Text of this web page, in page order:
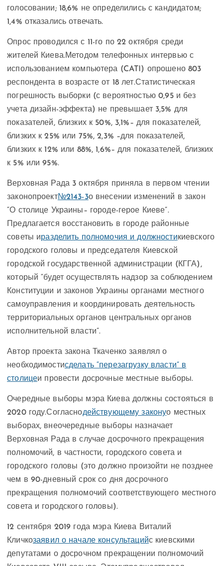
голосовании; 18,6% не определились с кандидатом;
1,4% отказались отвечать.
Опрос проводился с 11-го по 22 октября среди
жителей Киева.Методом телефонных интервью с
использованием компьютера (CATI) опрошено 803
респондента в возрасте от 18 лет.Статистическая
погрешность выборки (с вероятностью 0,95 и без
учета дизайн-эффекта) не превышает 3,5% для
показателей, близких к 50%, 3,1%– для показателей,
близких к 25% или 75%, 2,3% –для показателей,
близких к 12% или 88%, 1,6%– для показателей, близких
к 5% или 95%.
Верховная Рада 3 октября приняла в первом чтении
законопроект№2143-3о внесении изменений в закон
“О столице Украины– городе-герое Киеве”.
Предлагается восстановить в городе районные
советы иразделить полномочия и должностикиевского
городского головы и председателя Киевской
городской государственной администрации (КГГА),
который “будет осуществлять надзор за соблюдением
Конституции и законов Украины органами местного
самоуправления и координировать деятельность
территориальных органов центральных органов
исполнительной власти”.
Автор проекта закона Ткаченко заявлял о
необходимостисделать “перезагрузку власти” в
столицеи провести досрочные местные выборы.
Очередные выборы мэра Киева должны состояться в
2020 году.Согласнодействующему законуо местных
выборах, внеочередные выборы назначает
Верховная Рада в случае досрочного прекращения
полномочий, в частности, городского совета и
городского головы (это должно произойти не позднее
чем в 90-дневный срок со дня досрочного
прекращения полномочий соответствующего местного
совета и городского головы).
12 сентября 2019 года мэра Киева Виталий
Кличкозаявил о начале консультацийс киевскими
депутатами о досрочном прекращении полномочий